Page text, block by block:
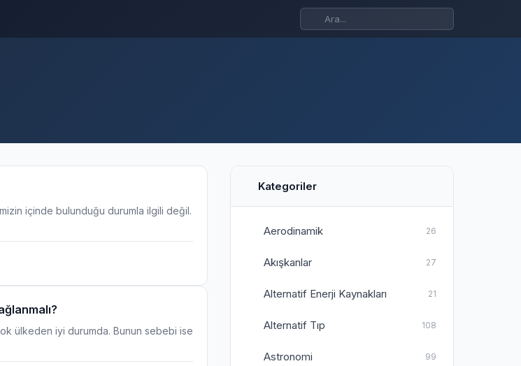
içinde bulunduğu durumla ilgili değil.
ülkeden iyi durumda. Bunun sebebi ise
Kategoriler
Aerodinamik 26
Akışkanlar 27
Alternatif Enerji Kaynakları 21
Alternatif Tıp 108
Astronomi 99